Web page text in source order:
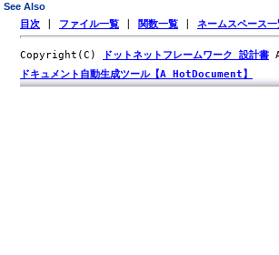
See Also
目次 ファイル一覧 関数一覧 ネームスペース一
Copyright(C) ドットネットフレームワーク 設計書
ドキュメント自動生成ツール【A HotDocument】